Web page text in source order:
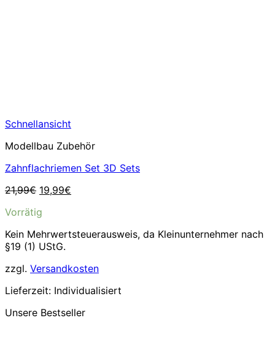
Schnellansicht
Modellbau Zubehör
Zahnflachriemen Set 3D Sets
21,99€ Ursprünglicher
war:
19,99€
Vorrätig
Kein Mehrwertsteuerausweis, da Kleinunternehmer nach
§19 (1) UStG.
zzgl. Versandkosten
Lieferzeit: Individualisiert
Unsere Bestseller